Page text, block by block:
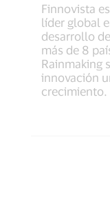
Finnovista
líder global
desarrollo
más de 8
Rainmaking
innovación
crecimiento.